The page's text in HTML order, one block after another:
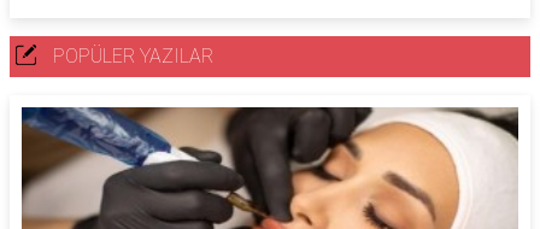
POPÜLER YAZILAR